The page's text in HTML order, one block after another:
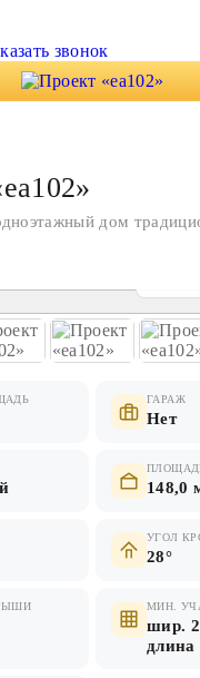
звонок
ГАРАЖ
Нет
148,0
УГОЛ
28°
МИН.
шир.
длина
дом